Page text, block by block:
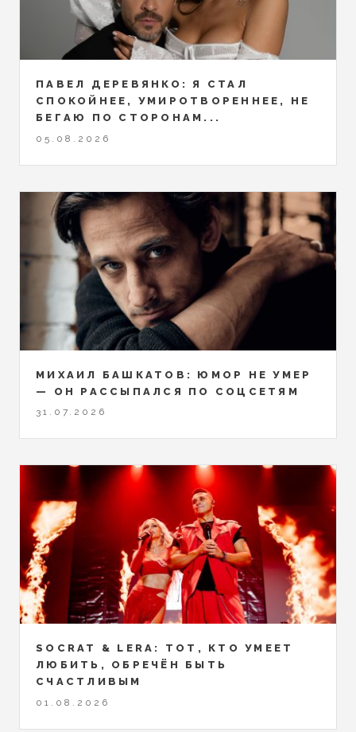
ПАВЕЛ ДЕРЕВЯНКО: Я СТАЛ
СПОКОЙНЕЕ, УМИРОТВОРЕННЕЕ, НЕ
БЕГАЮ ПО СТОРОНАМ...
05.08.2026
МИХАИЛ БАШКАТОВ: ЮМОР НЕ УМЕР
— ОН РАССЫПАЛСЯ ПО СОЦСЕТЯМ
31.07.2026
SOCRAT & LERA: ТОТ, КТО УМЕЕТ
ЛЮБИТЬ, ОБРЕЧЁН БЫТЬ
СЧАСТЛИВЫМ
01.08.2026